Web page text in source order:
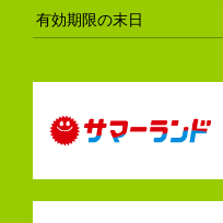
有効期限の末日